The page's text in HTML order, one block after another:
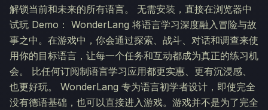
解锁当前和未来的所有语言。 无需安装，直接在浏览器中
试玩 Demo： WonderLang 将语言学习深度融入冒险与故
事之中。在游戏中，你会通过探索、战斗、对话和调查来使
用你的目标语言，让每一个任务和互动都成为真正的练习机
会。 比任何订阅制语言学习应用都更实惠、更有沉浸感、
也更好玩。 WonderLang 专为语言初学者设计，即使完全
没有德语基础，也可以直接进入游戏。游戏并不是为了完全